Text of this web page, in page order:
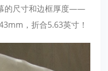
的尺寸和边框厚度——
，折合5.63英寸！